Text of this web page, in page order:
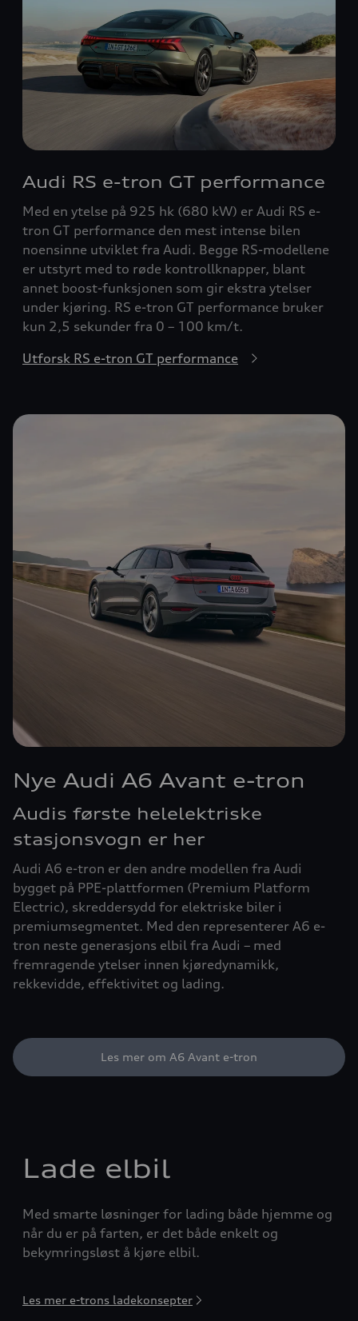
Audi RS e-tron GT performance
Med en ytelse på 925 hk (680 kW) er Audi RS e-
tron GT performance den mest intense bilen
noensinne utviklet fra Audi. Begge RS-modellene
er utstyrt med to røde kontrollknapper, blant
annet boost-funksjonen som gir ekstra ytelser
under kjøring. RS e-tron GT performance bruker
kun 2,5 sekunder fra 0 – 100 km/t.
Utforsk RS e-tron GT performance
Nye Audi A6 Avant e-tron
Audis første helelektriske
stasjonsvogn er her
Audi A6 e-tron er den andre modellen fra Audi
bygget på PPE-plattformen (Premium Platform
Electric), skreddersydd for elektriske biler i
premiumsegmentet. Med den representerer A6 e-
tron neste generasjons elbil fra Audi – med
fremragende ytelser innen kjøredynamikk,
rekkevidde, effektivitet og lading.
Les mer om A6 Avant e-tron
Lade elbil
Med smarte løsninger for lading både hjemme og
når du er på farten, er det både enkelt og
bekymringsløst å kjøre elbil.
Les mer e-trons ladekonsepter